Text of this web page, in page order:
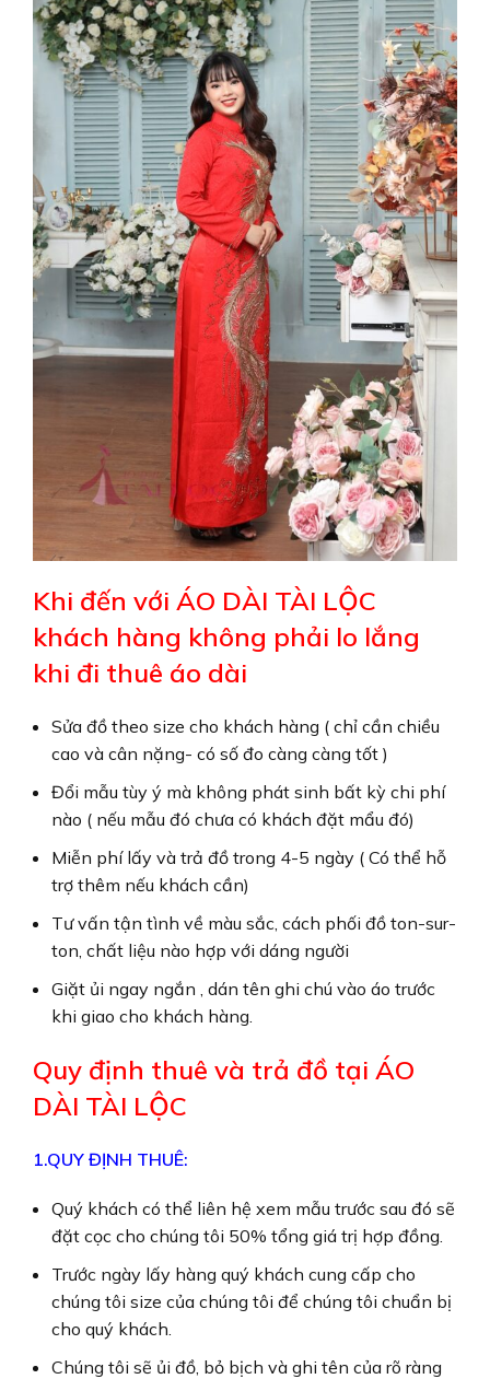
Khi đến với ÁO DÀI TÀI LỘC
khách hàng không phải lo lắng
khi đi thuê áo dài
Sửa đồ theo size cho khách hàng ( chỉ cần chiều
cao và cân nặng- có số đo càng càng tốt )
Đổi mẫu tùy ý mà không phát sinh bất kỳ chi phí
nào ( nếu mẫu đó chưa có khách đặt mẩu đó)
Miễn phí lấy và trả đồ trong 4-5 ngày ( Có thể hỗ
trợ thêm nếu khách cần)
Tư vấn tận tình về màu sắc, cách phối đồ ton-sur-
ton, chất liệu nào hợp với dáng người
Giặt ủi ngay ngắn , dán tên ghi chú vào áo trước
khi giao cho khách hàng.
Quy định thuê và trả đồ tại ÁO
DÀI TÀI LỘC
1.QUY ĐỊNH THUÊ:
Quý khách có thể liên hệ xem mẫu trước sau đó sẽ
đặt cọc cho chúng tôi 50% tổng giá trị hợp đồng.
Trước ngày lấy hàng quý khách cung cấp cho
chúng tôi size của chúng tôi để chúng tôi chuẩn bị
cho quý khách.
Chúng tôi sẽ ủi đồ, bỏ bịch và ghi tên của rõ ràng